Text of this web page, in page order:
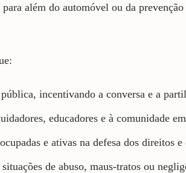
além do automóvel ou da
incentivando a conversa e a
educadores e à comunidade
e ativas na defesa dos direitos e
de abuso, maus-tratos ou